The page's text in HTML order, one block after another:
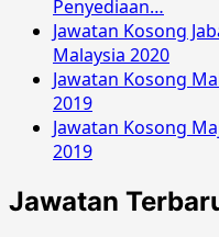
Penyediaan…
Jawatan Kosong
Malaysia 2020
Jawatan Kosong
2019
Jawatan Kosong
2019
Jawatan